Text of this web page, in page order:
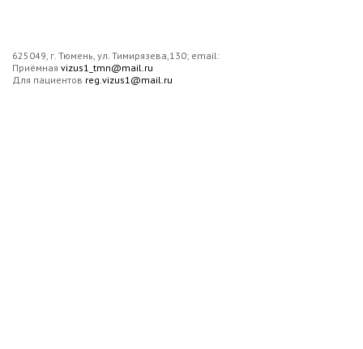
625049, г. Тюмень, ул. Тимирязева,130; email:
Приёмная vizus1_tmn@mail.ru
Для пациентов reg.vizus1@mail.ru